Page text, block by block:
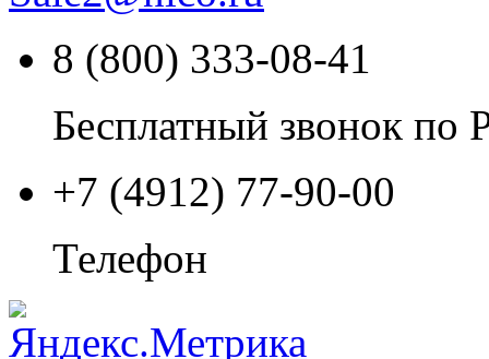
8 (800) 333-08-41
Бесплатный звонок по
+7 (4912) 77-90-00
Телефон